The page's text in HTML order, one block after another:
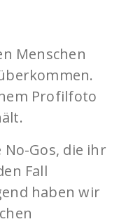
Menschen
Profilfoto
Gos, die ihr
Fall
haben wir